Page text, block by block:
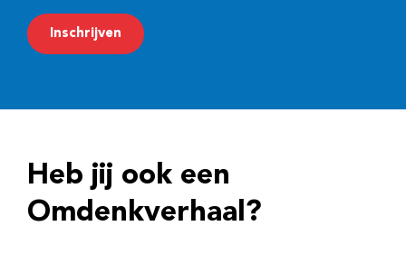
m
a
r
e
Inschrijven
Heb jij ook een
Omdenkverhaal?